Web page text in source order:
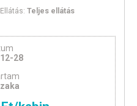
Ellátás:Teljes ellátás
28